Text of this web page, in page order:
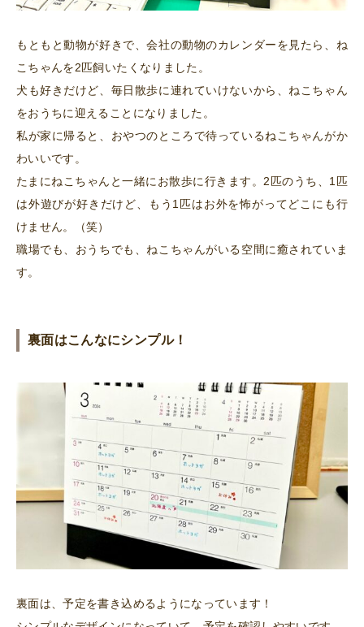
もともと動物が好きで、会社の動物のカレンダーを見たら、ね
こちゃんを2匹飼いたくなりました。
犬も好きだけど、毎日散歩に連れていけないから、ねこちゃん
をおうちに迎えることになりました。
私が家に帰ると、おやつのところで待っているねこちゃんがか
わいいです。
たまにねこちゃんと一緒にお散歩に行きます。2匹のうち、1匹
は外遊びが好きだけど、もう1匹はお外を怖がってどこにも行
けません。（笑）
職場でも、おうちでも、ねこちゃんがいる空間に癒されていま
す。
裏面はこんなにシンプル！
裏面は、予定を書き込めるようになっています！